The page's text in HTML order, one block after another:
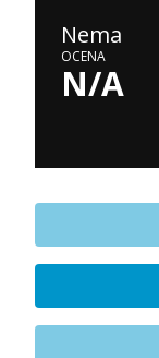
Nema
OCENA
N/A